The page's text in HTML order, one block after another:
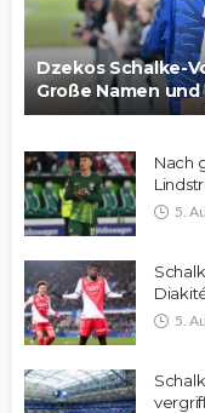
Dzekos Schalke-
Große Namen
Nach
5.
5.